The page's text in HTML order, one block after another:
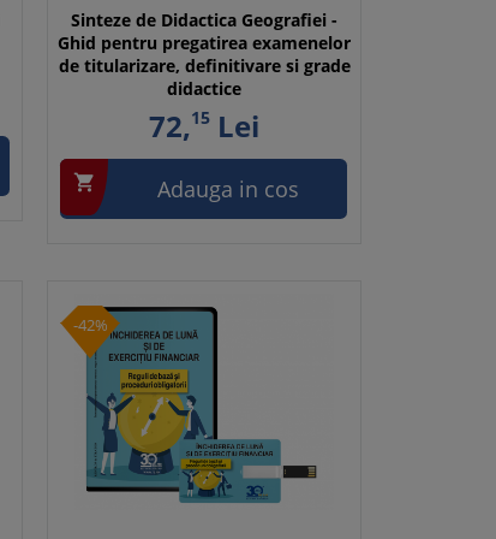
Sinteze de Didactica Geografiei -
Ghid pentru pregatirea examenelor
de titularizare, definitivare si grade
didactice
72,15Lei
 Adauga in cos
-42%